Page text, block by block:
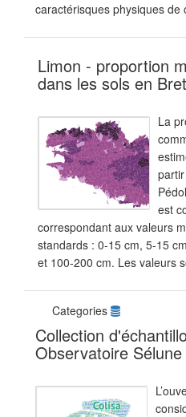
caractérisques physiques de
Limon - proportion
dans les sols en
La
est
correspondant aux valeurs
standards : 0-15 cm, 5-15
et 100-200 cm. Les valeurs
Categories
Collection
Observatoire Sélune